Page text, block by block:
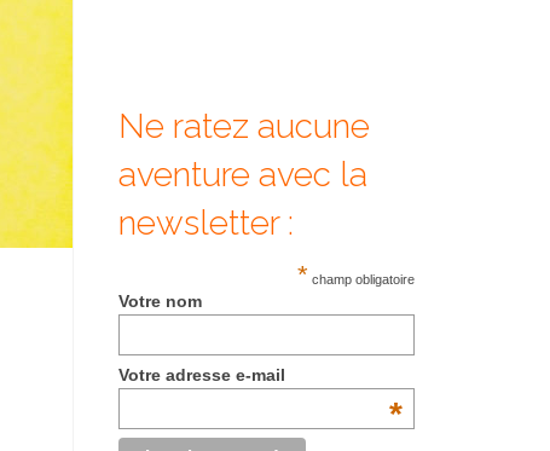
Ne ratez aucune
aventure avec la
newsletter :
* champ obligatoire
Votre nom
Votre adresse e-mail
*